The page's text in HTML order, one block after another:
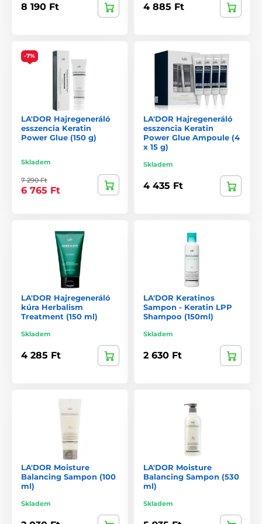
8 190 Ft 4 885 Ft
-7%
LA'DOR Hajregeneráló
esszencia Keratin
Power Glue (150 g)
Skladem
7 290 Ft
6 765 Ft
LA'DOR Hajregeneráló
esszencia Keratin
Power Glue Ampoule (4
x 15 g)
Skladem
4 435 Ft
LA'DOR Hajregeneráló
kúra Herbalism
Treatment (150 ml)
Skladem
4 285 Ft
LA'DOR Keratinos
Sampon - Keratin LPP
Shampoo (150ml)
Skladem
2 630 Ft
LA'DOR Moisture
Balancing Sampon (100
ml)
Skladem
LA'DOR Moisture
Balancing Sampon (530
ml)
Skladem